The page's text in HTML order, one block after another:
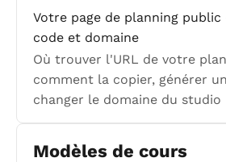
Votre page de planning
code et domaine
Où trouver l'URL de votre
comment la copier, générer
changer le domaine du studio
Modèles de cours